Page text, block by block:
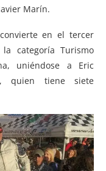
Marín.
en el tercer
categoría Turismo
uniéndose a Eric
quien tiene siete